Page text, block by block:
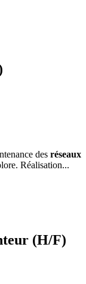
des réseaux
Réalisation...
(H/F)